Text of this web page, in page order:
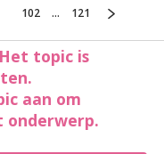
102 ... 121
topic is
aan om
onderwerp.